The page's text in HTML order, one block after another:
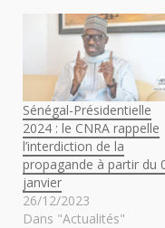
Sénégal-Présidentielle
2024 : le CNRA rappelle
l’interdiction de la
propagande à partir du
janvier
26/12/2023
Dans "Actualités"